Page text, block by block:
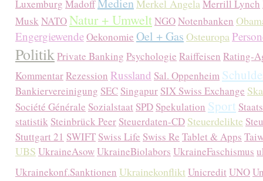
Luxemburg Madoff Merkel Angela Merrill Lynch
Musk NATONatur + UmweltNGONotenbanken
EngergiewendeOekonomie Oel + Gas Osteuropa
Politik Private Banking Psychologie Raiffeisen Rating-
KommentarRezession Russland Sal. Oppenheim
Bankiervereinigung SEC Singapur SIX Swiss Exchange
Société Générale Sozialstaat SPD Spekulation Sport
statistik Steinbrück Peer Steuerdaten-CD Steuerdelikte
Stuttgart 21 SWIFT Swiss Life Swiss Re Tablet & Apps
UBS UkraineAsowUkraineBiolabors UkraineFaschismus
Ukrainekonf.Sanktionen UkrainekonfliktUnicredit UNO